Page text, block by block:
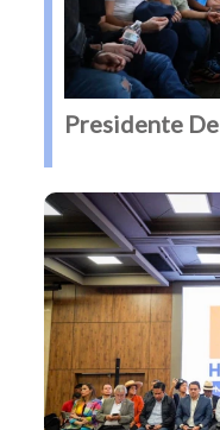
Presidente